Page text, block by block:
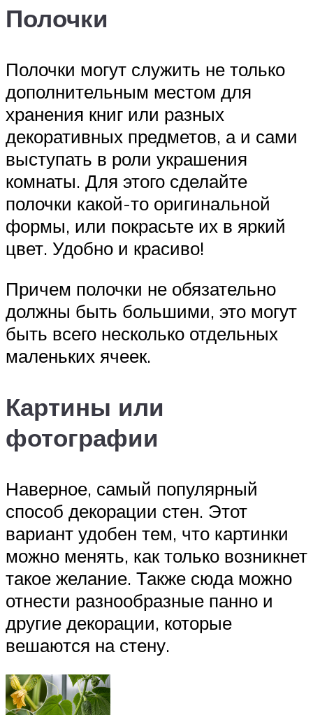
Полочки
Полочки могут служить не только
дополнительным местом для
хранения книг или разных
декоративных предметов, а и сами
выступать в роли украшения
комнаты. Для этого сделайте
полочки какой-то оригинальной
формы, или покрасьте их в яркий
цвет. Удобно и красиво!
Причем полочки не обязательно
должны быть большими, это могут
быть всего несколько отдельных
маленьких ячеек.
Картины или
фотографии
Наверное, самый популярный
способ декорации стен. Этот
вариант удобен тем, что картинки
можно менять, как только возникнет
такое желание. Также сюда можно
отнести разнообразные панно и
другие декорации, которые
вешаются на стену.